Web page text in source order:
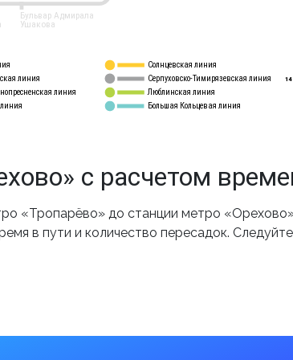
линия
линия
Солнцевская линия
Серпуховско-Тимирязевская линия
Люблинская линия
Большая Кольцевая линия
14
Бульвар Адмирала
Ушакова
с расчетом
«Тропарёво» до станции метро
в пути и количество пересадок.